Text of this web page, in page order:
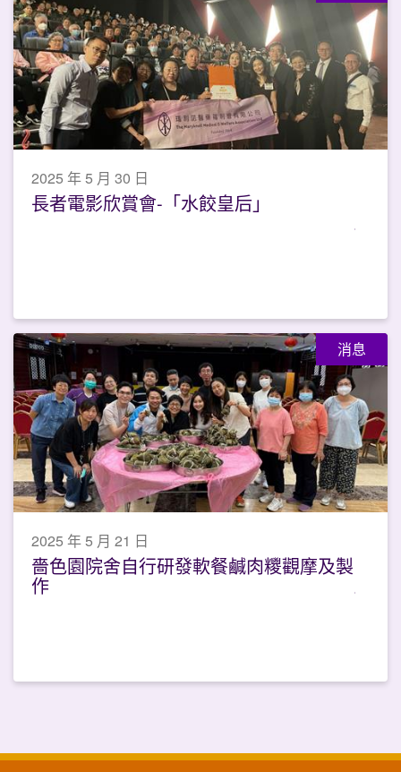
2025 年 5 月 30 日
長者電影欣賞會-「水餃皇后」
消息
2025 年 5 月 21 日
嗇色園院舍自行研發軟餐鹹肉糭觀摩及製
作